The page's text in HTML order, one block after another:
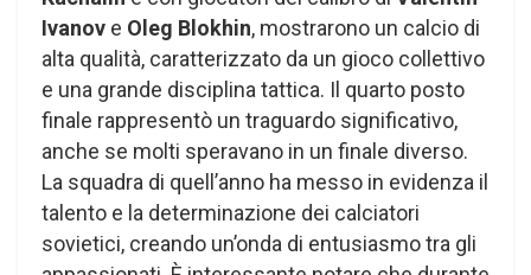
Ivanov e Oleg Blokhin, mostrarono un calcio di
alta qualità, caratterizzato da un gioco collettivo
e una grande disciplina tattica. Il quarto posto
finale rappresentò un traguardo significativo,
anche se molti speravano in un finale diverso.
La squadra di quell’anno ha messo in evidenza il
talento e la determinazione dei calciatori
sovietici, creando un’onda di entusiasmo tra gli